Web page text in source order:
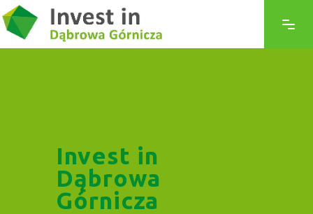
Invest in
Dąbrowa
Górnicza